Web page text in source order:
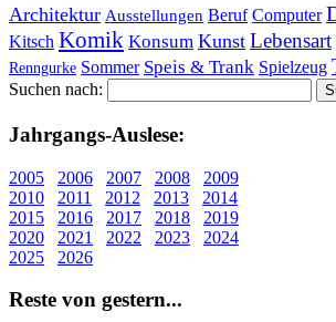
Architektur Ausstellungen Beruf Computer
Kitsch Komik Konsum Kunst Lebensart
Renngurke Sommer Speis & Trank Spielzeug
Suchen nach:
Jahr­gangs-Aus­le­se:
2005 2006 2007 2008
2009
2010
2011 2012 2013
2014
2015
2016 2017 2018
2019
2020
2021 2022 2023
2024
2025
2026
Re­ste von ge­stern...